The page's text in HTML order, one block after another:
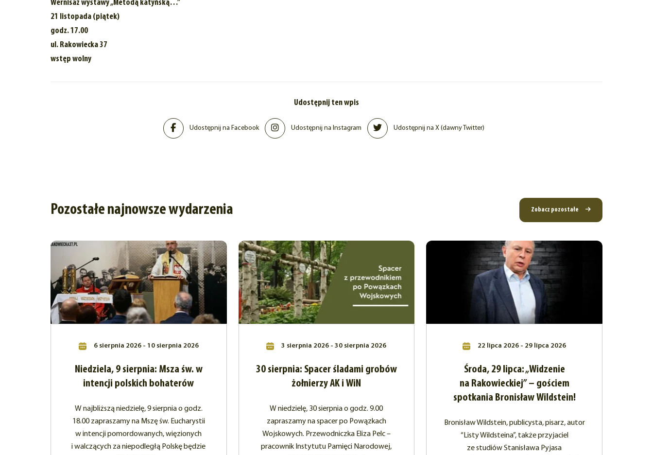
Wernisaż wystawy „Metodą katyńską…”
21 listopada (piątek)
godz. 17.00
ul. Rakowiecka 37
wstęp wolny
Udostępnij ten wpis
Udostępnij na Facebook Udostępnij na Instagram Udostępnij na X (dawny Twitter)
Pozostałe najnowsze wydarzenia Zobacz pozostałe
6 sierpnia 2026 - 10 sierpnia 2026
Niedziela, 9 sierpnia: Msza św. w
intencji polskich bohaterów
W najbliższą niedzielę, 9 sierpnia o godz.
18.00 zapraszamy na Mszę św. Eucharystii
w intencji pomordowanych, więzionych
i walczących za niepodległą Polskę będzie
3 sierpnia 2026 - 30 sierpnia 2026
30 sierpnia: Spacer śladami grobów
żołnierzy AK i WiN
W niedzielę, 30 sierpnia o godz. 9.00
zapraszamy na spacer po Powązkach
Wojskowych. Przewodniczka Eliza Pelc –
pracownik Instytutu Pamięci Narodowej,
22 lipca 2026 - 29 lipca 2026
Środa, 29 lipca: „Widzenie
na Rakowieckiej” – gościem
spotkania Bronisław Wildstein!
Bronisław Wildstein, publicysta, pisarz, autor
“Listy Wildsteina”, także przyjaciel
ze studiów Stanisława Pyjasa